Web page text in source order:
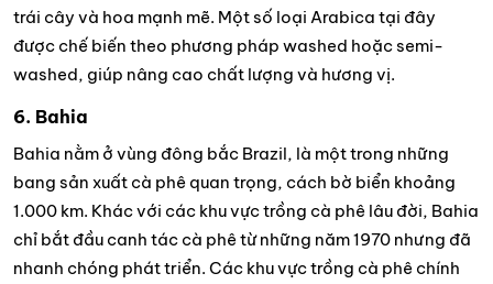
trái cây và hoa mạnh mẽ. Một số loại Arabica tại đây
được chế biến theo phương pháp washed hoặc semi-
washed, giúp nâng cao chất lượng và hương vị.
6. Bahia
Bahia nằm ở vùng đông bắc Brazil, là một trong những
bang sản xuất cà phê quan trọng, cách bờ biển khoảng
1.000 km. Khác với các khu vực trồng cà phê lâu đời, Bahia
chỉ bắt đầu canh tác cà phê từ những năm 1970 nhưng đã
nhanh chóng phát triển. Các khu vực trồng cà phê chính